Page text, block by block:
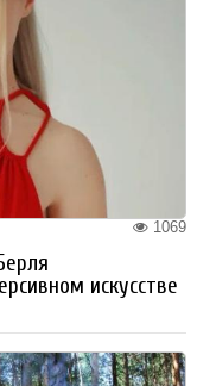
1069
искусстве